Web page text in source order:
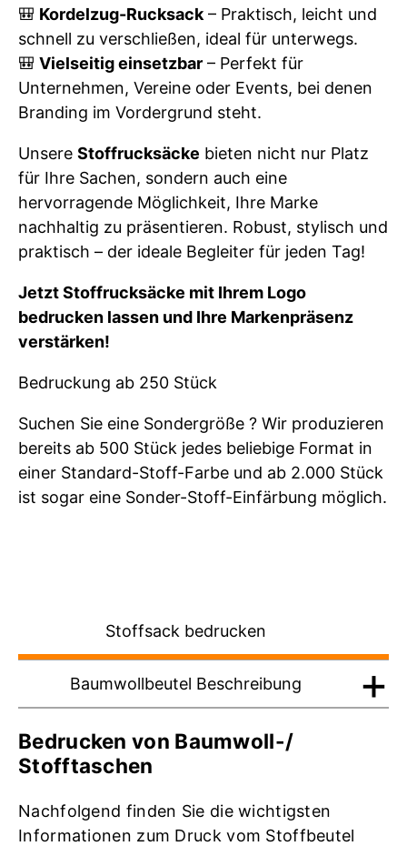
🎒 Kordelzug-Rucksack – Praktisch, leicht und
schnell zu verschließen, ideal für unterwegs.
🎒 Vielseitig einsetzbar – Perfekt für
Unternehmen, Vereine oder Events, bei denen
Branding im Vordergrund steht.
Unsere Stoffrucksäcke bieten nicht nur Platz
für Ihre Sachen, sondern auch eine
hervorragende Möglichkeit, Ihre Marke
nachhaltig zu präsentieren. Robust, stylisch und
praktisch – der ideale Begleiter für jeden Tag!
Jetzt Stoffrucksäcke mit Ihrem Logo
bedrucken lassen und Ihre Markenpräsenz
verstärken!
Bedruckung ab 250 Stück
Suchen Sie eine Sondergröße ? Wir produzieren
bereits ab 500 Stück jedes beliebige Format in
einer Standard-Stoff-Farbe und ab 2.000 Stück
ist sogar eine Sonder-Stoff-Einfärbung möglich.
Stoffsack bedrucken
Baumwollbeutel Beschreibung
Bedrucken von Baumwoll-/
Stofftaschen
Nachfolgend finden Sie die wichtigsten
Informationen zum Druck vom Stoffbeutel